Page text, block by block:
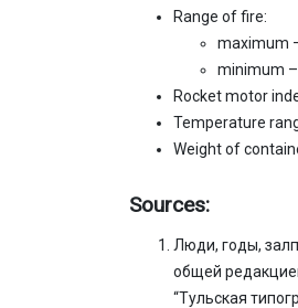
Range of fire:
maximum
minimum
Rocket motor
Temperature
Weight of
Sources:
Люди, годы,
общей
“Тульская